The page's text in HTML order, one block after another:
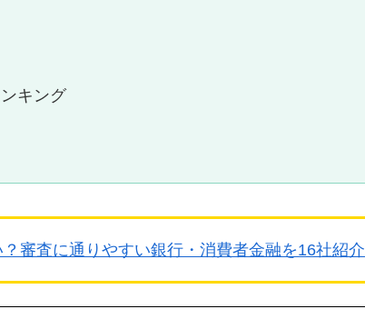
キング
審査に通りやすい銀行・消費者金融を16社紹介